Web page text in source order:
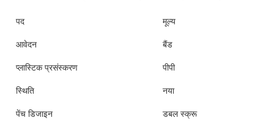
पद मूल्य
आवेदन बैंड
प्लास्टिक प्रसंस्करण पीपी
स्थिति नया
पेंच डिजाइन डबल स्क्रू